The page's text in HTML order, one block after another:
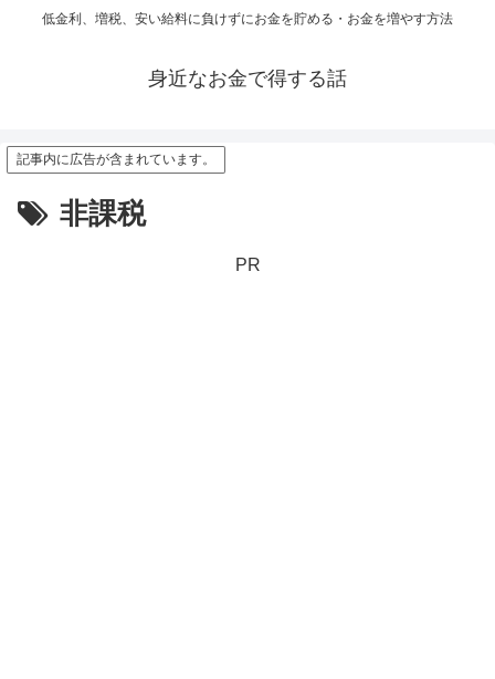
低金利、増税、安い給料に負けずにお金を貯める・お金を増やす方法
身近なお金で得する話
記事内に広告が含まれています。
非課税
PR